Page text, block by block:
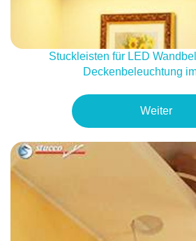
Stuckleisten für LED
Deckenbeleuchtung
Weiter